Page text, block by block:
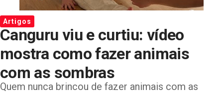
Artigos
Canguru viu e curtiu: vídeo
mostra como fazer animais
com as sombras
Quem nunca brincou de fazer animais com as